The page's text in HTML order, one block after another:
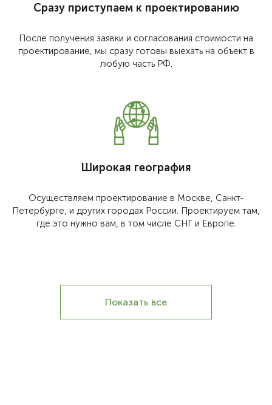
Сразу приступаем к проектированию
После получения заявки и согласования стоимости на
проектирование, мы сразу готовы выехать на объект в
любую часть РФ.
Широкая география
Осуществляем проектирование в Москве, Санкт-
Петербурге, и других городах России. Проектируем там,
где это нужно вам, в том числе СНГ и Европе.
Показать все